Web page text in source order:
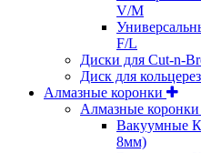
V/M
F/L
Диски для Cut-n-
Диск для
Алмазные коронки
Алмазные
Вакуумные
8мм)